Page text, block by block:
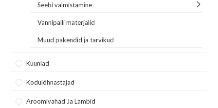
Seebi valmistamine
Vannipalli materjalid
Muud pakendid ja tarvikud
Küünlad
Kodulõhnastajad
Aroomivahad Ja Lambid